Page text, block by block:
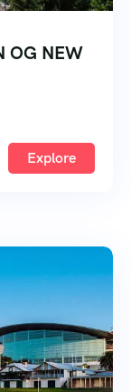
OG NEW
Explore